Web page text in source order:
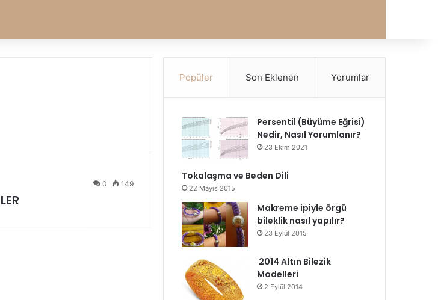
0 149
Popüler Son Eklenen Yorumlar
Persentil (Büyüme Eğrisi)
Nedir, Nasıl Yorumlanır?
23 Ekim 2021
Tokalaşma ve Beden Dili
22 Mayıs 2015
Makreme ipiyle örgü
bileklik nasıl yapılır?
23 Eylül 2015
2014 Altın Bilezik
Modelleri
2 Eylül 2014